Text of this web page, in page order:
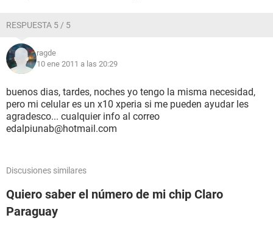
RESPUESTA 5 / 5
ragde
10 ene 2011 a las 20:29
buenos dias, tardes, noches yo tengo la misma necesidad,
pero mi celular es un x10 xperia si me pueden ayudar les
agradesco... cualquier info al correo
edalpiunab@hotmail.com
Discusiones similares
Quiero saber el número de mi chip Claro
Paraguay